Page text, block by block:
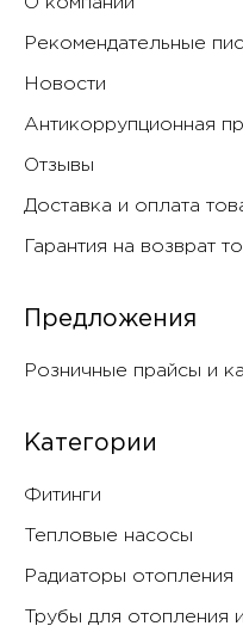
Рекомендательные
Новости
Антикоррупционная
Отзывы
Доставка и оплата
Гарантия на возврат
Предложения
Розничные прайсы и
Категории
Фитинги
Тепловые насосы
Радиаторы отопления
Трубы для отопления